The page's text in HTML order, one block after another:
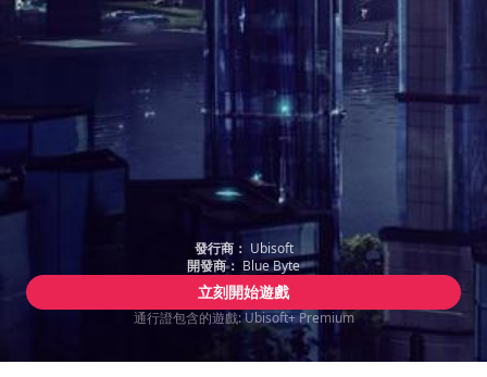
發行商： Ubisoft
開發商： Blue Byte
立刻開始遊戲
通行證包含的遊戲: Ubisoft+ Premium